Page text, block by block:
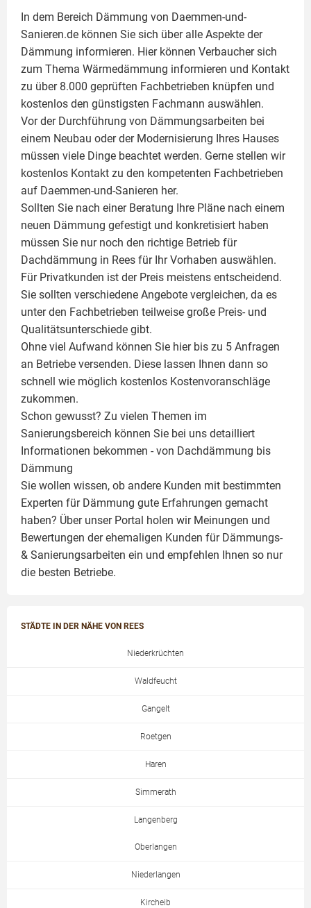
In dem Bereich Dämmung von Daemmen-und-
Sanieren.de können Sie sich über alle Aspekte der
Dämmung informieren. Hier können Verbaucher sich
zum Thema Wärmedämmung informieren und Kontakt
zu über 8.000 geprüften Fachbetrieben knüpfen und
kostenlos den günstigsten Fachmann auswählen.
Vor der Durchführung von Dämmungsarbeiten bei
einem Neubau oder der Modernisierung Ihres Hauses
müssen viele Dinge beachtet werden. Gerne stellen wir
kostenlos Kontakt zu den kompetenten Fachbetrieben
auf Daemmen-und-Sanieren her.
Sollten Sie nach einer Beratung Ihre Pläne nach einem
neuen Dämmung gefestigt und konkretisiert haben
müssen Sie nur noch den richtige Betrieb für
Dachdämmung in Rees für Ihr Vorhaben auswählen.
Für Privatkunden ist der Preis meistens entscheidend.
Sie sollten verschiedene Angebote vergleichen, da es
unter den Fachbetrieben teilweise große Preis- und
Qualitätsunterschiede gibt.
Ohne viel Aufwand können Sie hier bis zu 5 Anfragen
an Betriebe versenden. Diese lassen Ihnen dann so
schnell wie möglich kostenlos Kostenvoranschläge
zukommen.
Schon gewusst? Zu vielen Themen im
Sanierungsbereich können Sie bei uns detailliert
Informationen bekommen - von Dachdämmung bis
Dämmung
Sie wollen wissen, ob andere Kunden mit bestimmten
Experten für Dämmung gute Erfahrungen gemacht
haben? Über unser Portal holen wir Meinungen und
Bewertungen der ehemaligen Kunden für Dämmungs-
& Sanierungsarbeiten ein und empfehlen Ihnen so nur
die besten Betriebe.
STÄDTE IN DER NÄHE VON REES
Niederkrüchten
Waldfeucht
Gangelt
Roetgen
Haren
Simmerath
Langenberg
Oberlangen
Niederlangen
Kircheib